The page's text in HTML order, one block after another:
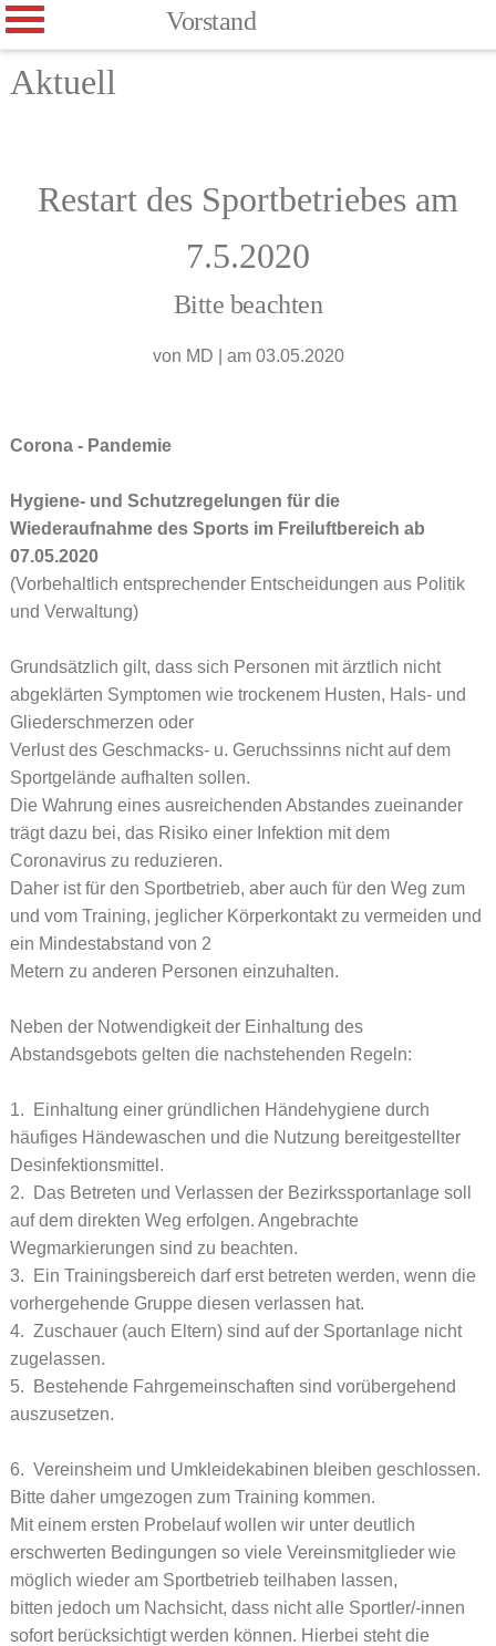
Vorstand
Aktuell
Restart des Sportbetriebes am
7.5.2020
Bitte beachten
von MD am 03.05.2020
Corona - Pandemie
Hygiene- und Schutzregelungen für die
Wiederaufnahme des Sports im Freiluftbereich ab
07.05.2020
(Vorbehaltlich entsprechender Entscheidungen aus Politik
und Verwaltung)
Grundsätzlich gilt, dass sich Personen mit ärztlich nicht
abgeklärten Symptomen wie trockenem Husten, Hals- und
Gliederschmerzen oder
Verlust des Geschmacks- u. Geruchssinns nicht auf dem
Sportgelände aufhalten sollen.
Die Wahrung eines ausreichenden Abstandes zueinander
trägt dazu bei, das Risiko einer Infektion mit dem
Coronavirus zu reduzieren.
Daher ist für den Sportbetrieb, aber auch für den Weg zum
und vom Training, jeglicher Körperkontakt zu vermeiden und
ein Mindestabstand von 2
Metern zu anderen Personen einzuhalten.
Neben der Notwendigkeit der Einhaltung des
Abstandsgebots gelten die nachstehenden Regeln:
1. Einhaltung einer gründlichen Händehygiene durch
häufiges Händewaschen und die Nutzung bereitgestellter
Desinfektionsmittel.
2. Das Betreten und Verlassen der Bezirkssportanlage soll
auf dem direkten Weg erfolgen. Angebrachte
Wegmarkierungen sind zu beachten.
3. Ein Trainingsbereich darf erst betreten werden, wenn die
vorhergehende Gruppe diesen verlassen hat.
4. Zuschauer (auch Eltern) sind auf der Sportanlage nicht
zugelassen.
5. Bestehende Fahrgemeinschaften sind vorübergehend
auszusetzen.
6. Vereinsheim und Umkleidekabinen bleiben geschlossen.
Bitte daher umgezogen zum Training kommen.
Mit einem ersten Probelauf wollen wir unter deutlich
erschwerten Bedingungen so viele Vereinsmitglieder wie
möglich wieder am Sportbetrieb teilhaben lassen,
bitten jedoch um Nachsicht, dass nicht alle Sportler/-innen
sofort berücksichtigt werden können. Hierbei steht die